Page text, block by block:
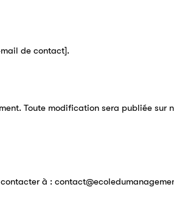
mail de contact].
Toute modification sera publiée sur
à :